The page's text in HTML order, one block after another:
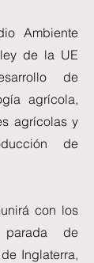
Ambiente
de la UE
de
agrícola,
agrícolas y
de
con los
de
Inglaterra,